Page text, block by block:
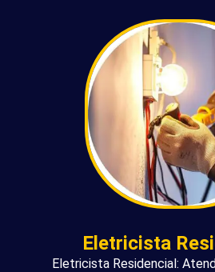
Eletricista
Eletricista Residencial: